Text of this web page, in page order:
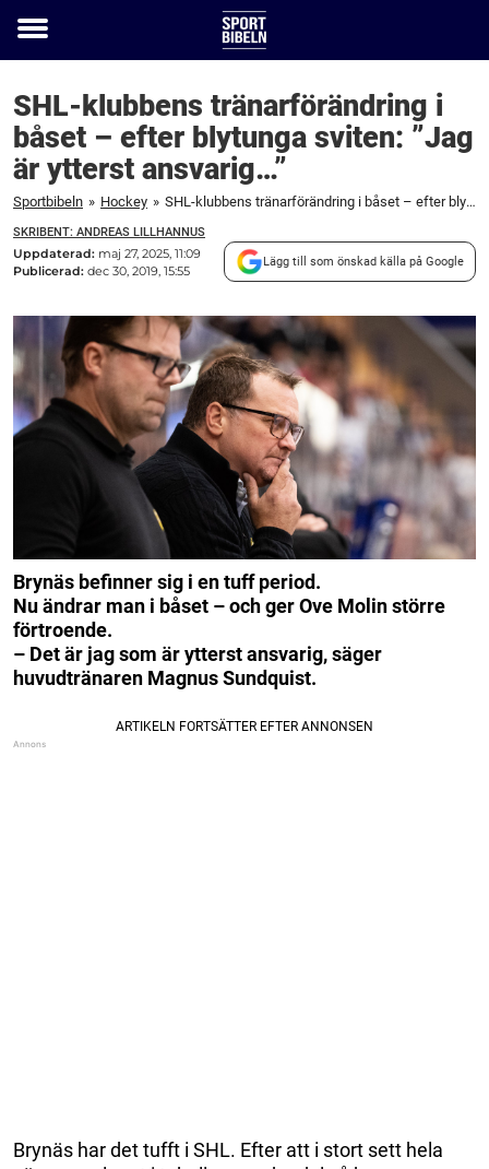
Toggle
SHL-klubbens tränarförändring i
båset – efter blytunga sviten: ”Jag
är ytterst ansvarig…”
Sportbibeln » Hockey » SHL-klubbens tränarförändring i båset – efter blytunga sviten: ”Jag är ytterst ansvarig...”
SKRIBENT: ANDREAS LILLHANNUS
Uppdaterad: maj 27, 2025, 11:09
Publicerad: dec 30, 2019, 15:55
Lägg till som önskad källa på Google
Brynäs befinner sig i en tuff period.
Nu ändrar man i båset – och ger Ove Molin större
förtroende.
– Det är jag som är ytterst ansvarig, säger
huvudtränaren Magnus Sundquist.
Brynäs har det tufft i SHL. Efter att i stort sett hela